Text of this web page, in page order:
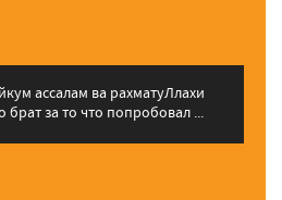
брат за то что попробовал ...